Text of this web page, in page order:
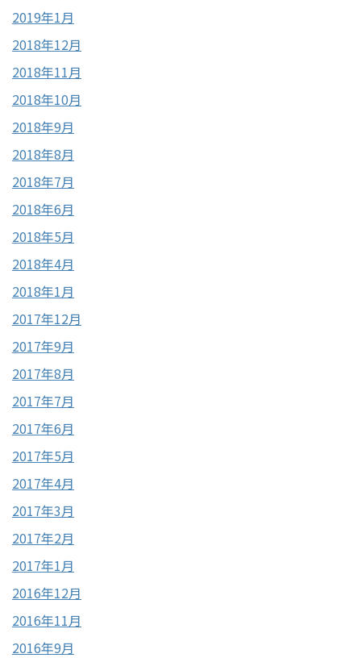
2019年1月
2018年12月
2018年11月
2018年10月
2018年9月
2018年8月
2018年7月
2018年6月
2018年5月
2018年4月
2018年1月
2017年12月
2017年9月
2017年8月
2017年7月
2017年6月
2017年5月
2017年4月
2017年3月
2017年2月
2017年1月
2016年12月
2016年11月
2016年9月